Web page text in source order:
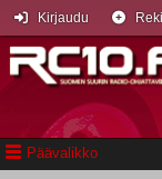
Päävalikko
Kirjaudu